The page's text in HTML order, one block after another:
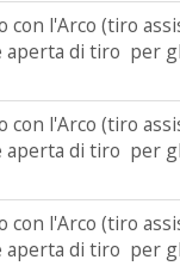
l'Arco (tiro
di tiro per
l'Arco (tiro
di tiro per
l'Arco (tiro
di tiro per